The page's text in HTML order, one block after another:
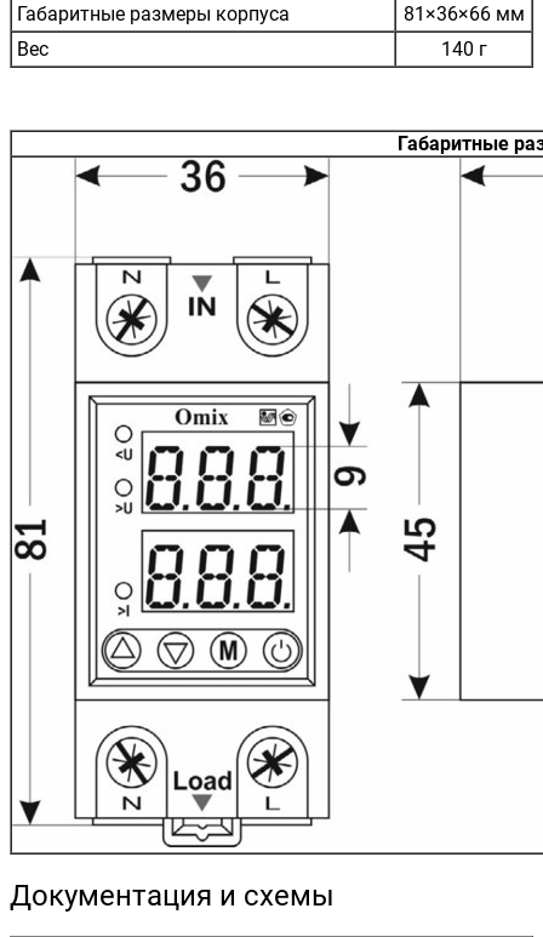
Габаритные размеры корпуса
81×36×66 мм
Вес
140 г
Габаритные
Документация и схемы